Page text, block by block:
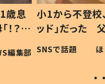
歳息
？」
編集部
小1から不登校
ッド」だった
作り続ける理
#令和の子
SNSで話題